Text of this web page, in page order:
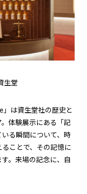
生堂
は資生堂社の歴史と
体験展示にある「記
る瞬間について、時
ことで、その記憶に
。来場の記念に、自